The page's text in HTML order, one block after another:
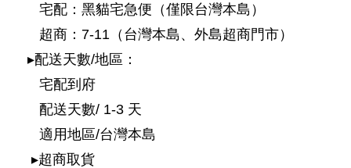
宅配：黑貓宅急便（僅限台灣本島）
超商：7-11（台灣本島、外島超商門市）
▸配送天數/地區：
宅配到府
配送天數/ 1-3 天
適用地區/台灣本島
▸超商取貨